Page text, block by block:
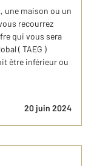
une maison ou un
recourrez
qui vous sera
( TAEG )
être inférieur ou
20 juin 2024